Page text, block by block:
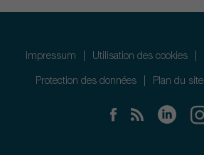
Impressum Utilisation des cookies
Protection des données Plan du site